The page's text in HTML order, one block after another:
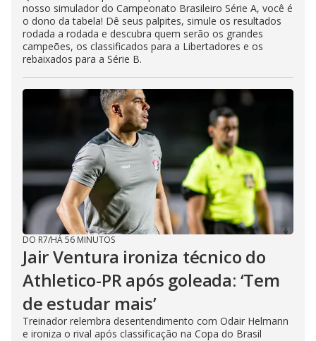
nosso simulador do Campeonato Brasileiro Série A, você é
o dono da tabela! Dê seus palpites, simule os resultados
rodada a rodada e descubra quem serão os grandes
campeões, os classificados para a Libertadores e os
rebaixados para a Série B.
DO R7/HÁ 56 MINUTOS
Jair Ventura ironiza técnico do
Athletico-PR após goleada: ‘Tem
de estudar mais’
Treinador relembra desentendimento com Odair Helmann
e ironiza o rival após classificação na Copa do Brasil